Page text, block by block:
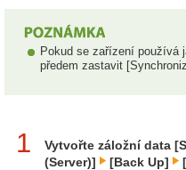
Pokud se zařízení používá
předem zastavit
1
Vytvořte záložní data
(Server)]
[Back Up]